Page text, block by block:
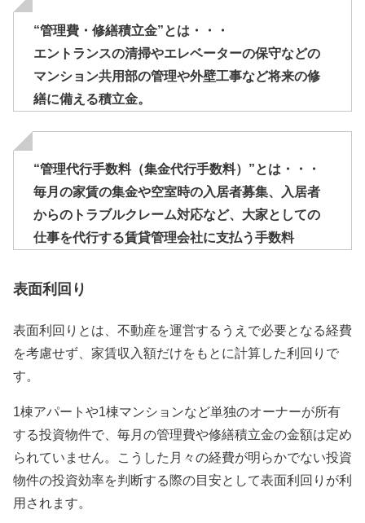
“管理費・修繕積立金”とは・・・
エントランスの清掃やエレベーターの保守などの
マンション共用部の管理や外壁工事など将来の修
繕に備える積立金。
“管理代行手数料（集金代行手数料）”とは・・・
毎月の家賃の集金や空室時の入居者募集、入居者
からのトラブルクレーム対応など、大家としての
仕事を代行する賃貸管理会社に支払う手数料
表面利回り
表面利回りとは、不動産を運営するうえで必要となる経費
を考慮せず、家賃収入額だけをもとに計算した利回りで
す。
1棟アパートや1棟マンションなど単独のオーナーが所有
する投資物件で、毎月の管理費や修繕積立金の金額は定め
られていません。こうした月々の経費が明らかでない投資
物件の投資効率を判断する際の目安として表面利回りが利
用されます。